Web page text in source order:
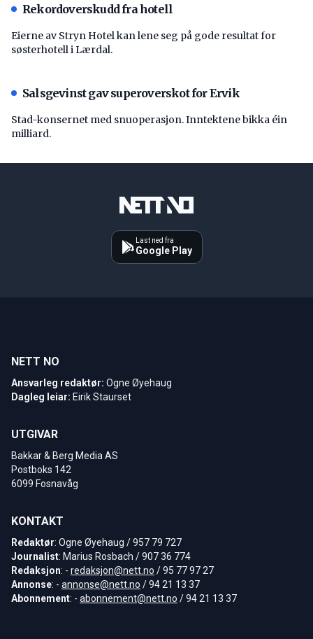
Rekordoverskudd fra hotell
Eierne av Stryn Hotel kan lene seg på gode resultat for
søsterhotell i Lærdal.
Salsgevinst gav superoverskot for Ervik
Stad-konsernet med snuoperasjon. Inntektene bikka éin
milliard.
Last ned fra
Google Play
NETT NO
Ansvarleg redaktør: Ogne Øyehaug
Dagleg leiar: Eirik Staurset
UTGIVAR
Bakkar & Berg Media AS
Postboks 142
6099 Fosnavåg
KONTAKT
Redaktør: Ogne Øyehaug / 957 79 727
Journalist: Marius Rosbach / 907 36 774
Redaksjon: - redaksjon@nett.no / 95 77 97 27
Annonse: - annonse@nett.no / 94 21 13 37
Abonnement: - abonnement@nett.no / 94 21 13 37